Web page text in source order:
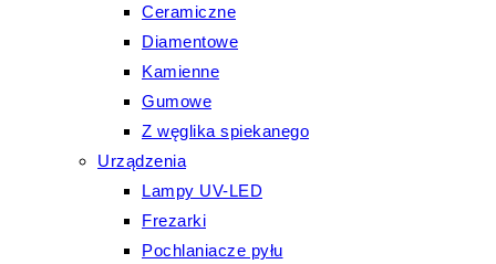
Ceramiczne
Diamentowe
Kamienne
Gumowe
Z węglika spiekanego
Urządzenia
Lampy UV-LED
Frezarki
Pochlaniacze pyłu